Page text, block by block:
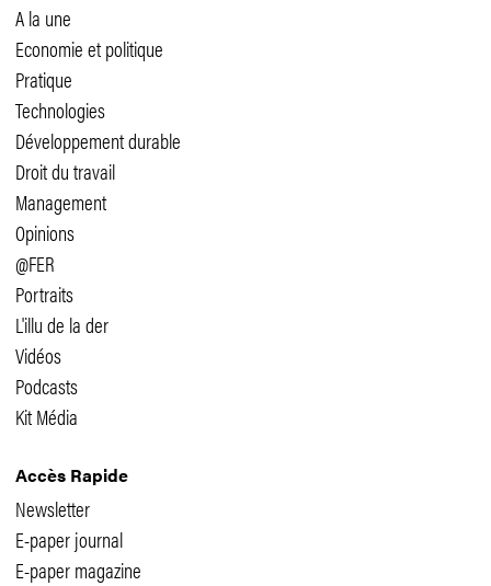
A la une
Economie et politique
Pratique
Technologies
Développement durable
Droit du travail
Management
Opinions
@FER
Portraits
L'illu de la der
Vidéos
Podcasts
Kit Média
Accès Rapide
Newsletter
E-paper journal
E-paper magazine